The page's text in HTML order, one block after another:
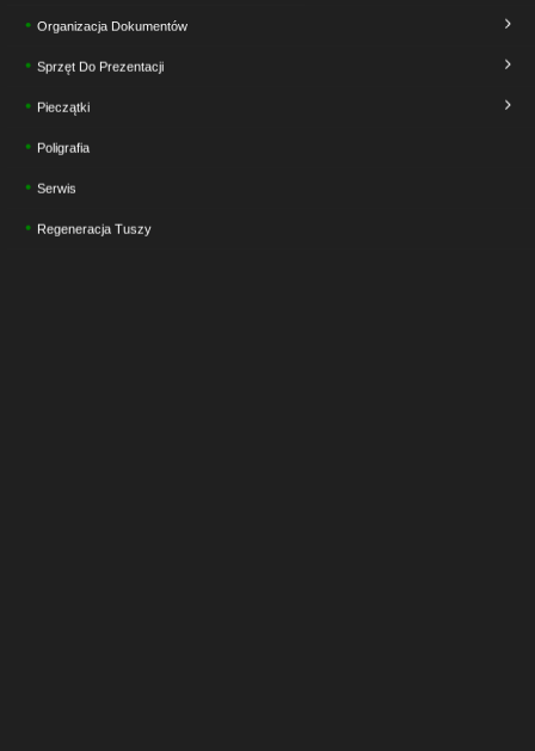
Organizacja Dokumentów
Sprzęt Do Prezentacji
Pieczątki
Poligrafia
Serwis
Regeneracja Tuszy